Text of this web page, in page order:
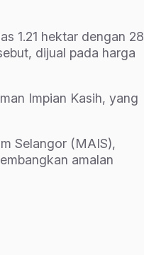
1.21 hektar dengan 28
dijual pada harga
Impian Kasih, yang
Selangor (MAIS),
amalan